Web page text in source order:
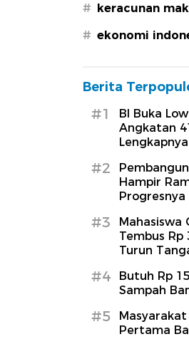
# keracunan
# ekonomi
Berita
#1
BI Buka
Angkatan
Lengkapnya
#2
Hampir
Progresnya
#3
Mahasiswa
Tembus Rp
Turun
#4
Butuh Rp
Sampah
#5
Pertama